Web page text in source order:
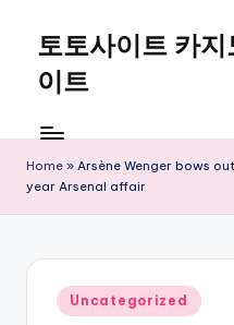
content
토토사이트 카
이트
Home » Arsène Wenger bows
year Arsenal affair
Posted
in
Uncategorized